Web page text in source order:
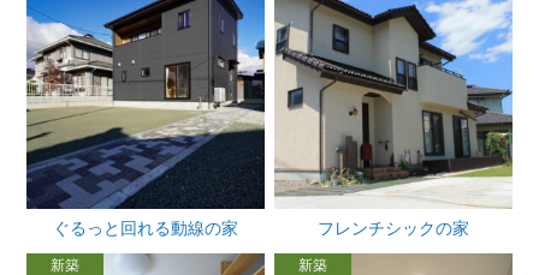
ぐるっと回れる動線の家 フレンチシックの家
新築 新築